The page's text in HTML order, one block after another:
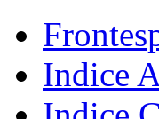
Indice